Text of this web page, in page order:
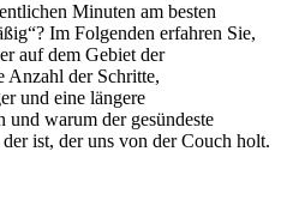
Minuten am besten
Im Folgenden erfahren Sie,
auf dem Gebiet der
Anzahl der Schritte,
und eine längere
und warum der gesündeste
ist, der uns von der Couch holt.